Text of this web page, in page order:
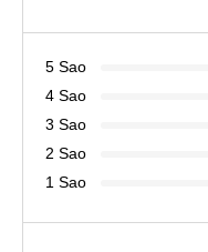
5 Sao
4 Sao
3 Sao
2 Sao
1 Sao